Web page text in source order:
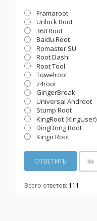
Framaroot
Unlock Root
360 Root
Baidu Root
Romaster SU
Root Dashi
Root Tool
Towelroot
z4root
GingerBreak
Universal Androot
Stump Root
KingRoot (KingUser)
DingDong Root
Kingo Root
Всего ответов: 111